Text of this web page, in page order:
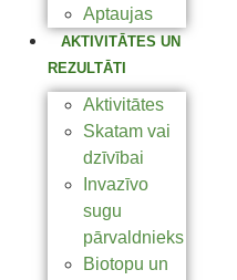
Aptaujas
AKTIVITĀTES UN
REZULTĀTI
Aktivitātes
Skatam vai
dzīvībai
Invazīvo
sugu
pārvaldnieks
Biotopu un